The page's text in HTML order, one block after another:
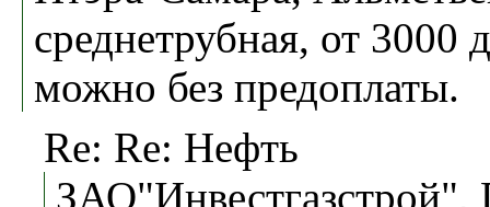
среднетрубная, от 3000
можно без предоплаты.
Re: Re: Нефть